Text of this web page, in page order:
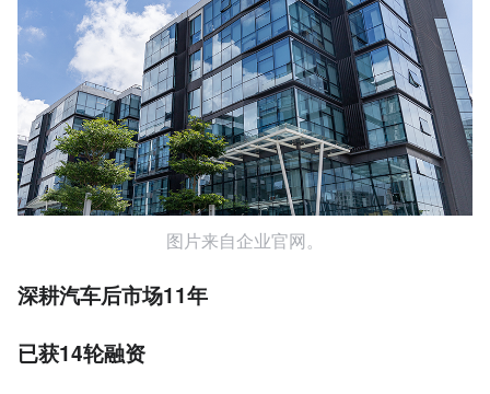
图片来自企业官网。
深耕汽车后市场11年
已获14轮融资